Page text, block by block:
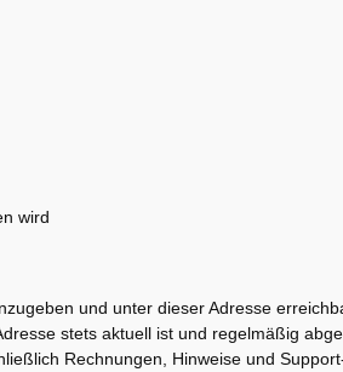
wird
und unter dieser Adresse
stets aktuell ist und regelmäßig
Rechnungen, Hinweise und